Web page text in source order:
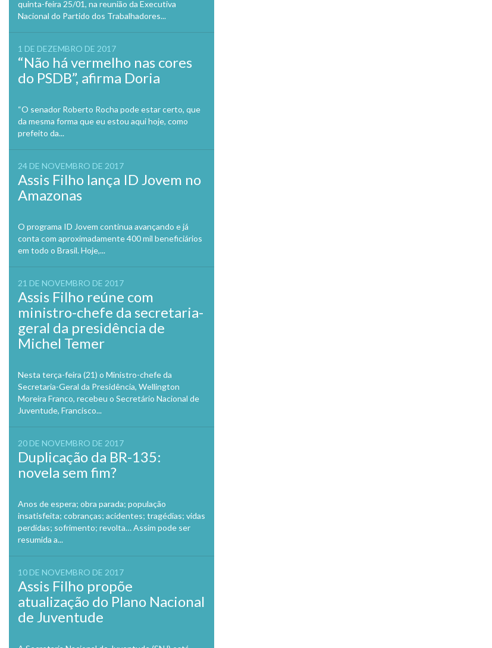
quinta-feira 25/01, na reunião da Executiva
Nacional do Partido dos Trabalhadores...
1 DE DEZEMBRO DE 2017
“Não há vermelho nas cores
do PSDB”, afirma Doria
“O senador Roberto Rocha pode estar certo, que
da mesma forma que eu estou aqui hoje, como
prefeito da...
24 DE NOVEMBRO DE 2017
Assis Filho lança ID Jovem no
Amazonas
O programa ID Jovem continua avançando e já
conta com aproximadamente 400 mil beneficiários
em todo o Brasil. Hoje,...
21 DE NOVEMBRO DE 2017
Assis Filho reúne com
ministro-chefe da secretaria-
geral da presidência de
Michel Temer
Nesta terça-feira (21) o Ministro-chefe da
Secretaria-Geral da Presidência, Wellington
Moreira Franco, recebeu o Secretário Nacional de
Juventude, Francisco...
20 DE NOVEMBRO DE 2017
Duplicação da BR-135:
novela sem fim?
Anos de espera; obra parada; população
insatisfeita; cobranças; acidentes; tragédias; vidas
perdidas; sofrimento; revolta… Assim pode ser
resumida a...
10 DE NOVEMBRO DE 2017
Assis Filho propõe
atualização do Plano Nacional
de Juventude